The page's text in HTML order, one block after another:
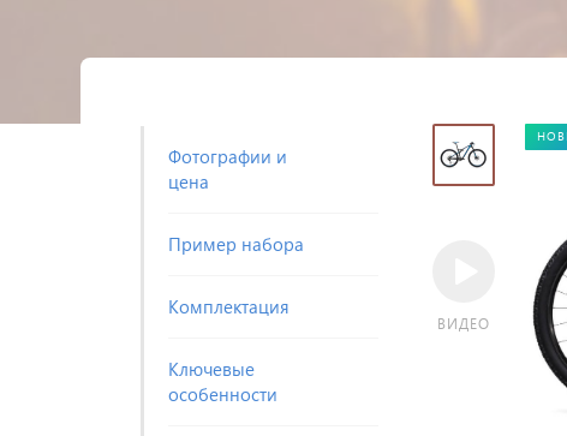
Фотографии и
цена
Пример набора
Комплектация
Ключевые
особенности
ВИДЕО